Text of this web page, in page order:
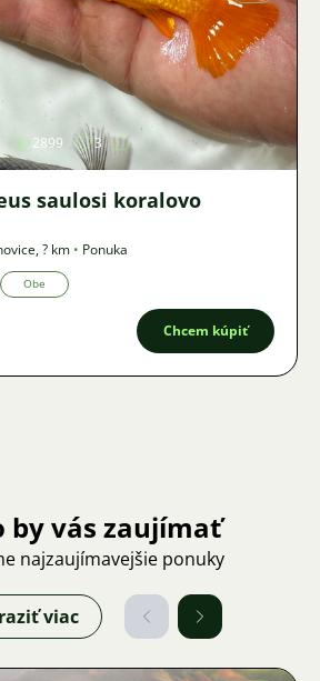
Obrázok
2899 3
saulosi koralovo
,? km • Ponuka
Obe
Chcem kúpiť
by vás zaujímať
najzaujímavejšie ponuky
viac